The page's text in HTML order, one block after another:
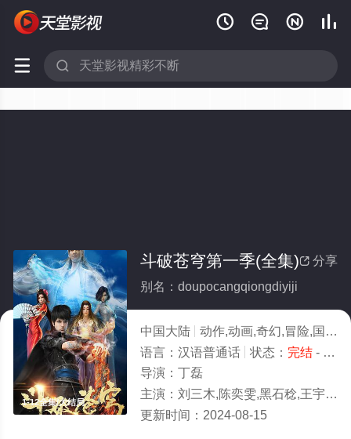
   
 
1-12全集/大结局
 分享
斗破苍穹第一季(全集)
别名：doupocangqiongdiyiji
中国大陆
动作,动画,奇幻,冒险,国产动漫
语言： 汉语普通话 状态： 完结- 免费在线观看
导演： 丁磊
主演： 刘三木,陈奕雯,黑石稔,王宇航,鬼月,醋醋,常丹瑞,祝俊,杜晴晴
更新时间： 2024-08-15